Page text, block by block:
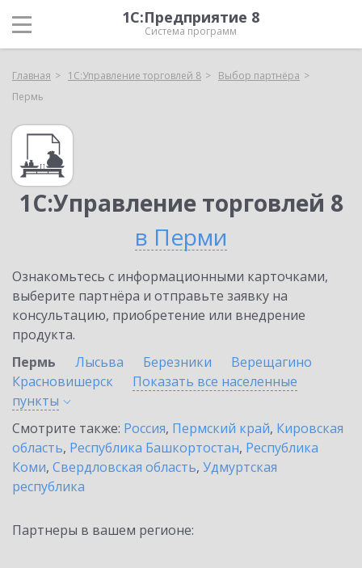
1С:Предприятие 8
Система программ
Главная 1С:Управление торговлей 8
Выбор партнёра
Пермь
1С:Управление торговлей 8
в Перми
Ознакомьтесь с информационными карточками,
выберите партнёра и отправьте заявку на
консультацию, приобретение или внедрение
продукта.
Пермь
Лысьва Березники
Верещагино
Красновишерск
Показать все населенные
пункты
Смотрите также: Россия, Пермский край, Кировская
область, Республика Башкортостан, Республика
Коми, Свердловская область, Удмуртская
республика
Партнеры в вашем регионе: